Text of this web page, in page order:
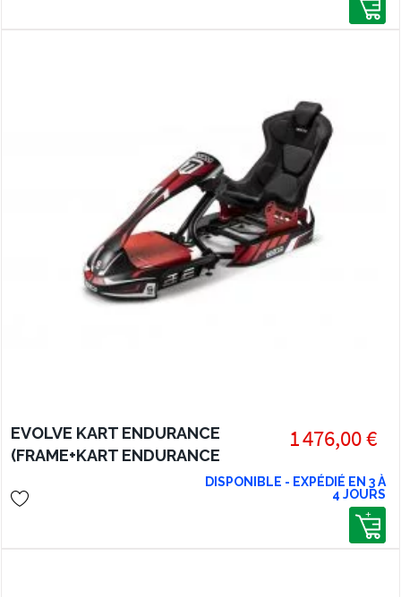
EVOLVE KART ENDURANCE
(FRAME+KART ENDURANCE
BRACKETS+ENDURANCE KART
SEAT)
1 476,00 €
DISPONIBLE - EXPÉDIÉ EN 3 À
4 JOURS